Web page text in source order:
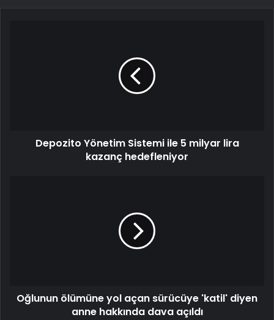
Depozito Yönetim Sistemi ile 5 milyar lira
kazanç hedefleniyor
Oğlunun ölümüne yol açan sürücüye 'katil' diyen
anne hakkında dava açıldı